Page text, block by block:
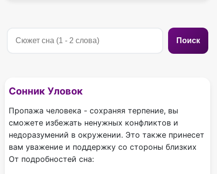
Поиск
Сонник Уловок
Пропажа человека - сохраняя терпение, вы
сможете избежать ненужных конфликтов и
недоразумений в окружении. Это также принесет
вам уважение и поддержку со стороны близких
От подробностей сна: